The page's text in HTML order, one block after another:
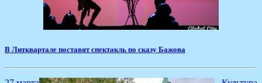
В Литквартале поставят спектакль по сказу Бажова